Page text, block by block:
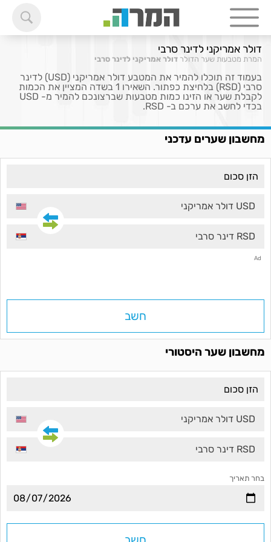
דולר אמריקני לדינר סרבי
המרת מטבעות שער הדולר דולר אמריקני לדינר סרבי
בעמוד זה תוכלו להמיר את המטבע דולר אמריקני (USD) לדינר
סרבי (RSD) בלחיצת כפתור. השאירו 1 בשדה המציין את הכמות
לקבלת שער או הזינו כמות מטבעות שברצונכם להמיר מ- USD
בכדי לחשב את ערכם ב- RSD.
מחשבון שערים עדכני
USD דולר אמריקני
RSD דינר סרבי
Ad
חשב
מחשבון שער היסטורי
USD דולר אמריקני
RSD דינר סרבי
בחר תאריך